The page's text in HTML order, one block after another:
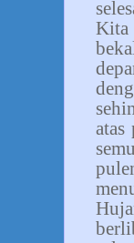
Kita
atas